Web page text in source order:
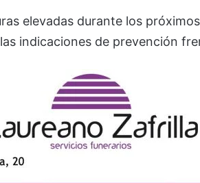
elevadas durante los
indicaciones de prevención